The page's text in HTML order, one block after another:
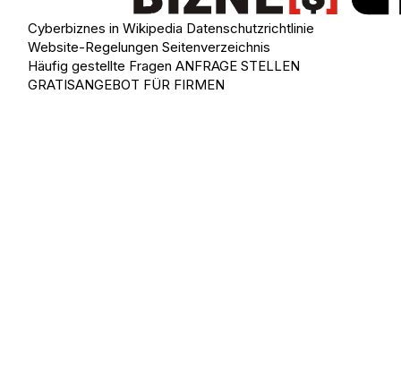
Cyberbiznes in Wikipedia Datenschutzrichtlinie
Website-Regelungen Seitenverzeichnis
Häufig gestellte Fragen ANFRAGE STELLEN
GRATISANGEBOT FÜR FIRMEN